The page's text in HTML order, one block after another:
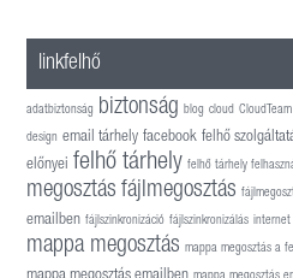
linkfelhő
adatbiztonság biztonság blog cloud
design email tárhely facebook felhő
előnyei felhő tárhely felhő tárhely
megosztás fájlmegosztás
emailben fájlszinkronizáció fájlszinkronizálás internet
mappa megosztás mappa megosztás a